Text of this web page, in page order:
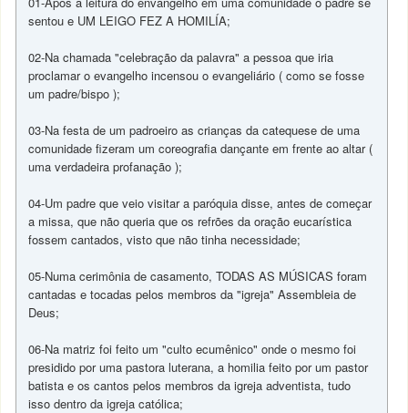
sentou e UM LEIGO FEZ A HOMILÍA;
02-Na chamada "celebração da palavra" a pessoa que iria
proclamar o evangelho incensou o evangeliário ( como se fosse
um padre/bispo );
03-Na festa de um padroeiro as crianças da catequese de uma
comunidade fizeram um coreografia dançante em frente ao altar (
uma verdadeira profanação );
04-Um padre que veio visitar a paróquia disse, antes de começar
a missa, que não queria que os refrões da oração eucarística
fossem cantados, visto que não tinha necessidade;
05-Numa cerimônia de casamento, TODAS AS MÚSICAS foram
cantadas e tocadas pelos membros da "igreja" Assembleia de
Deus;
06-Na matriz foi feito um "culto ecumênico" onde o mesmo foi
presidido por uma pastora luterana, a homilia feito por um pastor
batista e os cantos pelos membros da igreja adventista, tudo
isso dentro da igreja católica;